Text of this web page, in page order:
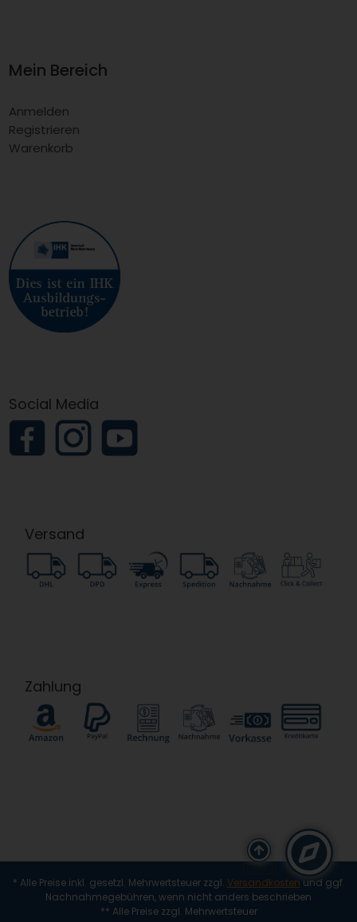
Mein Bereich
Anmelden
Registrieren
Warenkorb
Social Media
Versand
Zahlung
* Alle Preise inkl. gesetzl. Mehrwertsteuer zzgl. Versandkosten und ggf.
Nachnahmegebühren, wenn nicht anders beschrieben
** Alle Preise zzgl. Mehrwertsteuer